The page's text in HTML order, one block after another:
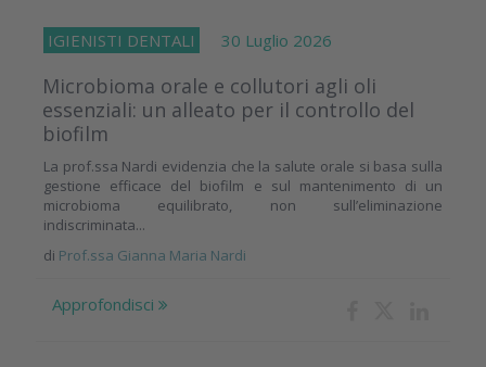
IGIENISTI DENTALI 30 Luglio 2026
Microbioma orale e collutori agli oli
essenziali: un alleato per il controllo del
biofilm
La prof.ssa Nardi evidenzia che la salute orale si basa sulla
gestione efficace del biofilm e sul mantenimento di un
microbioma equilibrato, non sull’eliminazione
indiscriminata...
di Prof.ssa Gianna Maria Nardi
Approfondisci